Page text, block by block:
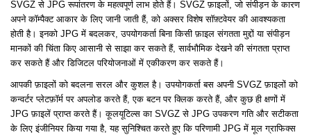
SVGZ से JPG रूपांतरण के महत्वपूर्ण लाभ होते हैं। SVGZ फ़ाइलों, जो संपीड़न के कारण
अपने कॉम्पैक्ट आकार के लिए जानी जाती हैं, को अक्सर विशेष सॉफ़्टवेयर की आवश्यकता
होती है। इनको JPG में बदलकर, उपयोगकर्ता बिना किसी फ़ाइल संगतता मुद्दों या संपीड़न
मानकों की चिंता किए आसानी से साझा कर सकते हैं, सार्वभौमिक देखने की संगतता प्राप्त
कर सकते हैं और डिजिटल परियोजनाओं में एकीकरण कर सकते हैं।
आपकी फ़ाइलों को बदलना सरल और कुशल है। उपयोगकर्ता बस अपनी SVGZ फ़ाइलों को
कन्वर्टर प्लेटफ़ॉर्म पर अपलोड करते हैं, एक बटन पर क्लिक करते हैं, और कुछ ही क्षणों में
JPG फ़ाइलें प्राप्त करते हैं। कूलयूटिल्स का SVGZ से JPG उपकरण गति और सटीकता
के लिए इंजीनियर किया गया है, यह सुनिश्चित करते हुए कि परिणामी JPG में मूल ग्राफिक्स